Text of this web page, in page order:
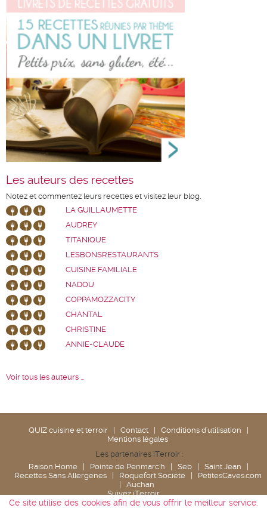
Les auteurs des recettes
Notez et commentez leurs recettes et visitez leur blog.
LA GUILLAUMETTE
AUDREY
TITANIQUE
LESBONSRESTAURANTS
CUISINE FAMILIALE
NADOU
COPPAMOZZACITY
CHANTAL
CHRISTINE
ANNIE-CLAUDE
Voir tous les auteurs ...
QUIZ cuisine et terroir Contact Conditions d'utilisation
Mentions légales
Les partenaires iTerroir :
Raison Home
Pointe de Penmarc'h Seb Saint Jean
Recettes Sans Allergènes
Roquefort Société
PetitesCaves.com
Auchan
Suivez iTerroir
Ce site utilise des cookies afin de vous offrir le meilleur service.